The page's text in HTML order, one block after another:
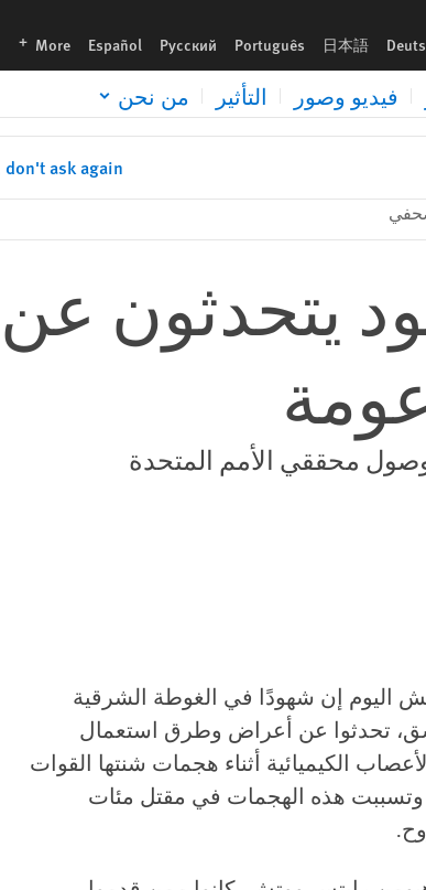
日本語
Português
Русский
Español
More
فيديو وصور التأثير من نحن
don't ask again
يتحدثون
محققي الأمم المتحدة
اليوم إن شهودًا في الغوطة الشرقية
تحدثوا عن أعراض وطرق استعمال
الكيميائية أثناء هجمات شنتها القوات
في 21 أغسطس/آب 2013. وتسببت هذه الهجمات في مقتل مئات